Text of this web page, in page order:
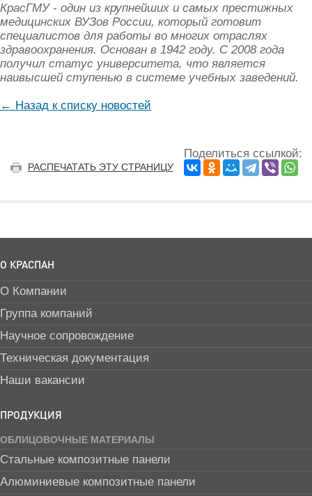
КрасГМУ - один из крупнейших и самых престижных
медицинских ВУЗов России, который готовит
специалистов для работы во многих отраслях
здравоохранения. Основан в 1942 году. С 2008 года
получил статус университета, что является
наивысшей ступенью в системе учебных заведений.
← Назад к списку новостей
РАСПЕЧАТАТЬ ЭТУ СТРАНИЦУ
Поделиться ссылкой:
О КРАСПАН
О Компании
Группа компаний
Научное сопровождение
Техническая документация
Наши вакансии
ПРОДУКЦИЯ
ОБЛИЦОВОЧНЫЕ МАТЕРИАЛЫ
Стальные композитные панели
Алюминиевые композитные панели